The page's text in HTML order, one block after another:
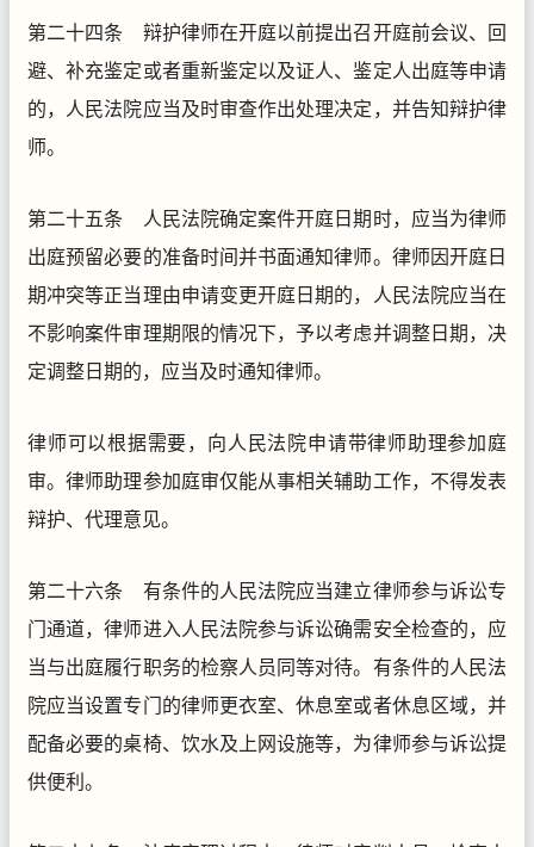
第二十四条 辩护律师在开庭以前提出召开庭前会议、回
避、补充鉴定或者重新鉴定以及证人、鉴定人出庭等申请
的，人民法院应当及时审查作出处理决定，并告知辩护律
师。
第二十五条 人民法院确定案件开庭日期时，应当为律师
出庭预留必要的准备时间并书面通知律师。律师因开庭日
期冲突等正当理由申请变更开庭日期的，人民法院应当在
不影响案件审理期限的情况下，予以考虑并调整日期，决
定调整日期的，应当及时通知律师。
律师可以根据需要，向人民法院申请带律师助理参加庭
审。律师助理参加庭审仅能从事相关辅助工作，不得发表
辩护、代理意见。
第二十六条 有条件的人民法院应当建立律师参与诉讼专
门通道，律师进入人民法院参与诉讼确需安全检查的，应
当与出庭履行职务的检察人员同等对待。有条件的人民法
院应当设置专门的律师更衣室、休息室或者休息区域，并
配备必要的桌椅、饮水及上网设施等，为律师参与诉讼提
供便利。